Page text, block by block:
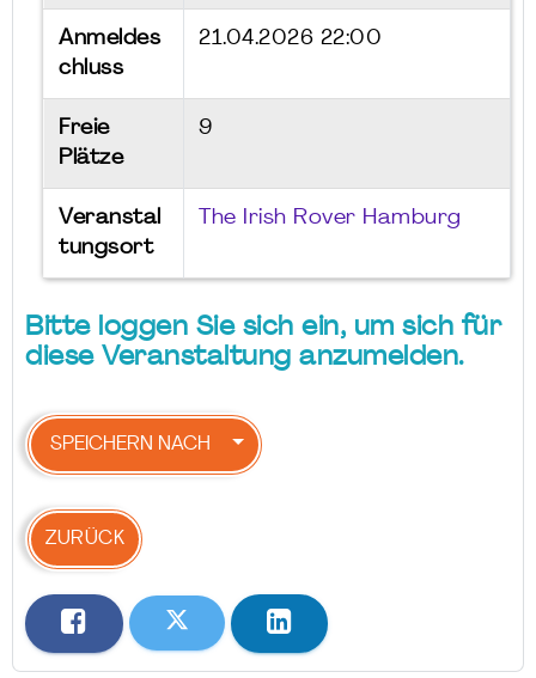
Anmeldes
chluss
21.04.2026 22:00
Freie
Plätze
9
Veranstal
tungsort
The Irish Rover Hamburg
Bitte loggen Sie sich ein, um sich für
diese Veranstaltung anzumelden.
SPEICHERN NACH
ZURÜCK